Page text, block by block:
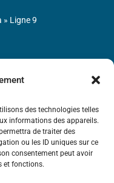
des technologies telles
informations des appareils.
de traiter des
ou les ID uniques sur ce
consentement peut avoir
et fonctions.
d’André-
» Ligne 9
: 9412Z TVA intra-